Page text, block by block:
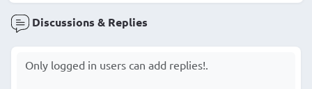
Discussions & Replies